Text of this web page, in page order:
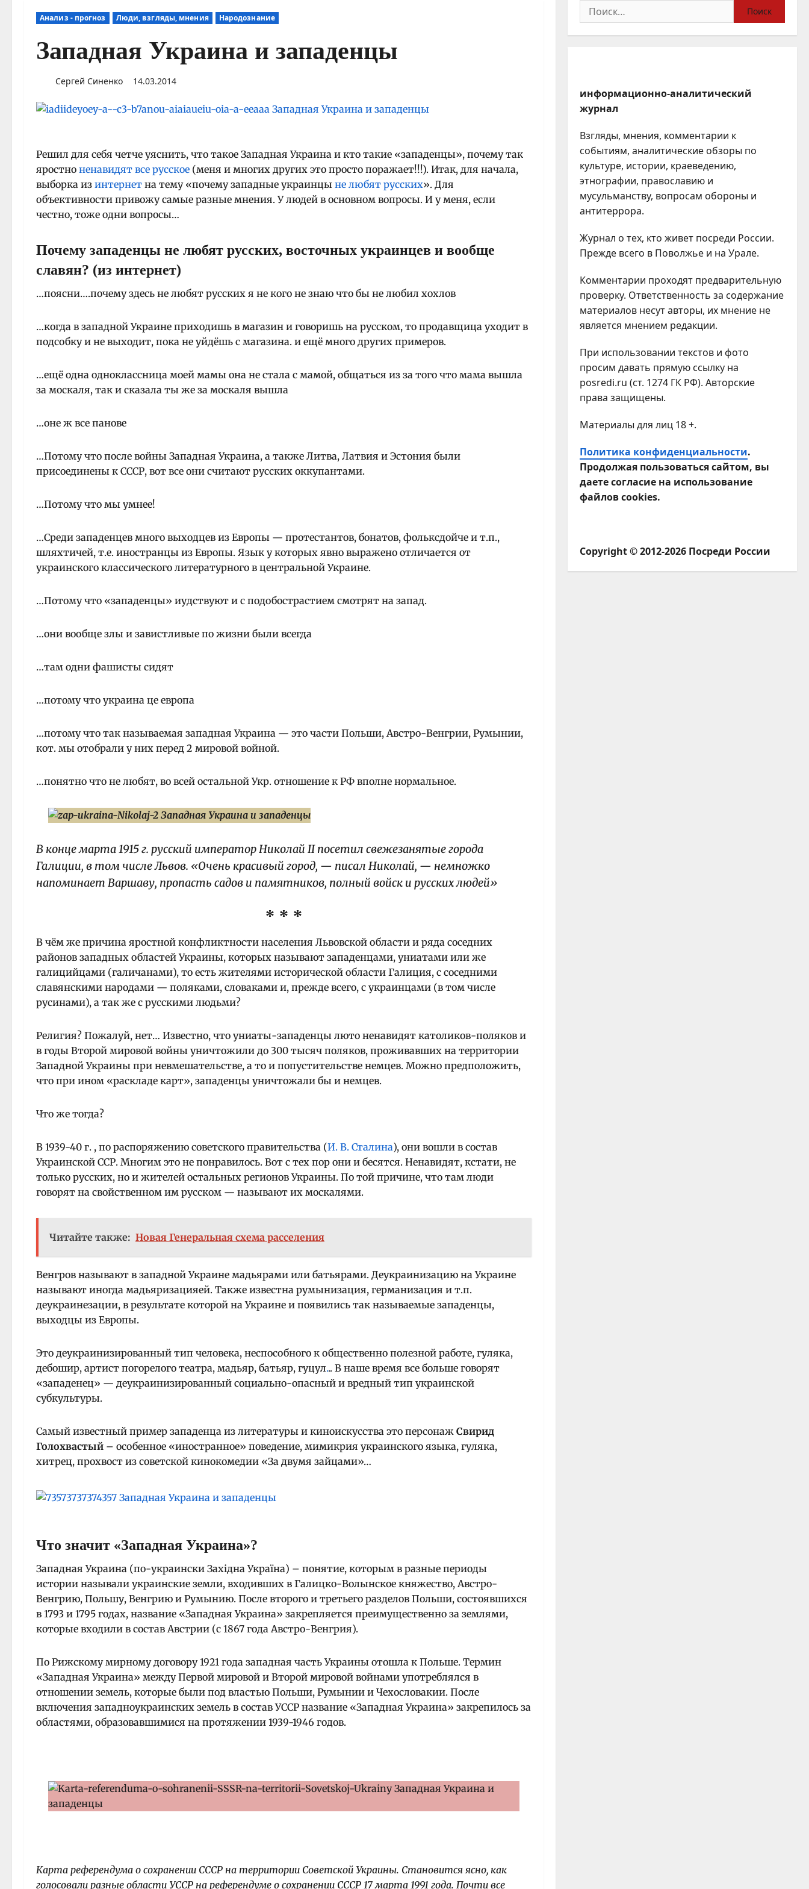
Анализ - прогноз Люди, взгляды, мнения Народознание
Западная Украина и западенцы
Сергей Синенко 14.03.2014
Решил для себя четче уяснить, что такое Западная Украина и кто такие «западенцы», почему так
яростно ненавидят все русское (меня и многих других это просто поражает!!!). Итак, для начала,
выборка из интернет на тему «почему западные украинцы не любят русских». Для
объективности привожу самые разные мнения. У людей в основном вопросы. И у меня, если
честно, тоже одни вопросы…
Почему западенцы не любят русских, восточных украинцев и вообще
славян? (из интернет)
…поясни….почему здесь не любят русских я не кого не знаю что бы не любил хохлов
…когда в западной Украине приходишь в магазин и говоришь на русском, то продавщица уходит в
подсобку и не выходит, пока не уйдёшь с магазина. и ещё много других примеров.
…ещё одна одноклассница моей мамы она не стала с мамой, общаться из за того что мама вышла
за москаля, так и сказала ты же за москаля вышла
…оне ж все панове
…Потому что после войны Западная Украина, а также Литва, Латвия и Эстония были
присоединены к СССР, вот все они считают русских оккупантами.
…Потому что мы умнее!
…Среди западенцев много выходцев из Европы — протестантов, бонатов, фольксдойче и т.п.,
шляхтичей, т.е. иностранцы из Европы. Язык у которых явно выражено отличается от
украинского классического литературного в центральной Украине.
…Потому что «западенцы» иудствуют и с подобострастием смотрят на запад.
…они вообще злы и завистливые по жизни были всегда
…там одни фашисты сидят
…потому что украина це европа
…потому что так называемая западная Украина — это части Польши, Австро-Венгрии, Румынии,
кот. мы отобрали у них перед 2 мировой войной.
…понятно что не любят, во всей остальной Укр. отношение к РФ вполне нормальное.
В конце марта 1915 г. русский император Николай II посетил свежезанятые города
Галиции, в том числе Львов. «Очень красивый город, — писал Николай, — немножко
напоминает Варшаву, пропасть садов и памятников, полный войск и русских людей»
* * *
В чём же причина яростной конфликтности населения Львовской области и ряда соседних
районов западных областей Украины, которых называют западенцами, униатами или же
галицийцами (галичанами), то есть жителями исторической области Галиция, с соседними
славянскими народами — поляками, словаками и, прежде всего, с украинцами (в том числе
русинами), а так же с русскими людьми?
Религия? Пожалуй, нет… Известно, что униаты-западенцы люто ненавидят католиков-поляков и
в годы Второй мировой войны уничтожили до 300 тысяч поляков, проживавших на территории
Западной Украины при невмешательстве, а то и попустительстве немцев. Можно предположить,
что при ином «раскладе карт», западенцы уничтожали бы и немцев.
Что же тогда?
В 1939-40 г. , по распоряжению советского правительства (И. В. Сталина), они вошли в состав
Украинской ССР. Многим это не понравилось. Вот с тех пор они и бесятся. Ненавидят, кстати, не
только русских, но и жителей остальных регионов Украины. По той причине, что там люди
говорят на свойственном им русском — называют их москалями.
Читайте также: Новая Генеральная схема расселения
Венгров называют в западной Украине мадьярами или батьярами. Деукраинизацию на Украине
называют иногда мадьяризацияей. Также известна румынизация, германизация и т.п.
деукраинезации, в результате которой на Украине и появились так называемые западенцы,
выходцы из Европы.
Это деукраинизированный тип человека, неспособного к общественно полезной работе, гуляка,
дебошир, артист погорелого театра, мадьяр, батьяр, гуцул... В наше время все больше говорят
«западенец» — деукраинизированный социально-опасный и вредный тип украинской
субкультуры.
Самый известный пример западенца из литературы и киноискусства это персонаж Свирид
Голохвастый – особенное «иностранное» поведение, мимикрия украинского языка, гуляка,
хитрец, прохвост из советской кинокомедии «За двумя зайцами»…
Что значит «Западная Украина»?
Западная Украина (по-украински Західна Україна) – понятие, которым в разные периоды
истории называли украинские земли, входивших в Галицко-Волынское княжество, Австро-
Венгрию, Польшу, Венгрию и Румынию. После второго и третьего разделов Польши, состоявшихся
в 1793 и 1795 годах, название «Западная Украина» закрепляется преимущественно за землями,
которые входили в состав Австрии (с 1867 года Австро-Венгрия).
По Рижскому мирному договору 1921 года западная часть Украины отошла к Польше. Термин
«Западная Украина» между Первой мировой и Второй мировой войнами употреблялся в
отношении земель, которые были под властью Польши, Румынии и Чехословакии. После
включения западноукраинских земель в состав УССР название «Западная Украина» закрепилось за
областями, образовавшимися на протяжении 1939-1946 годов.
Карта референдума о сохранении СССР на территории Советской Украины. Становится ясно, как
голосовали разные области УССР на референдуме о сохранении СССР 17 марта 1991 года. Почти все
Найти:
информационно-аналитический
журнал
Взгляды, мнения, комментарии к
событиям, аналитические обзоры по
культуре, истории, краеведению,
этнографии, православию и
мусульманству, вопросам обороны и
антитеррора.
Журнал о тех, кто живет посреди России.
Прежде всего в Поволжье и на Урале.
Комментарии проходят предварительную
проверку. Ответственность за содержание
материалов несут авторы, их мнение не
является мнением редакции.
При использовании текстов и фото
просим давать прямую ссылку на
posredi.ru (ст. 1274 ГК РФ). Авторские
права защищены.
Материалы для лиц 18 +.
Политика конфиденциальности.
Продолжая пользоваться сайтом, вы
даете согласие на использование
файлов cookies.
Copyright © 2012-2026 Посреди России